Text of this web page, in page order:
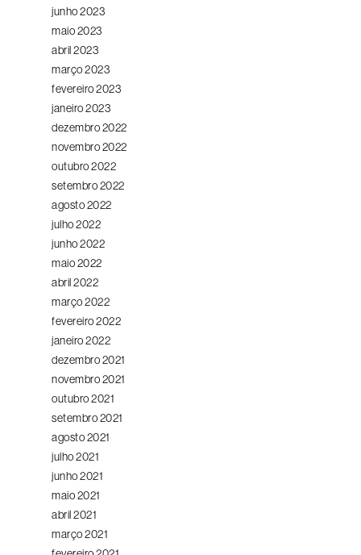
junho 2023
maio 2023
abril 2023
março 2023
fevereiro 2023
janeiro 2023
dezembro 2022
novembro 2022
outubro 2022
setembro 2022
agosto 2022
julho 2022
junho 2022
maio 2022
abril 2022
março 2022
fevereiro 2022
janeiro 2022
dezembro 2021
novembro 2021
outubro 2021
setembro 2021
agosto 2021
julho 2021
junho 2021
maio 2021
abril 2021
março 2021